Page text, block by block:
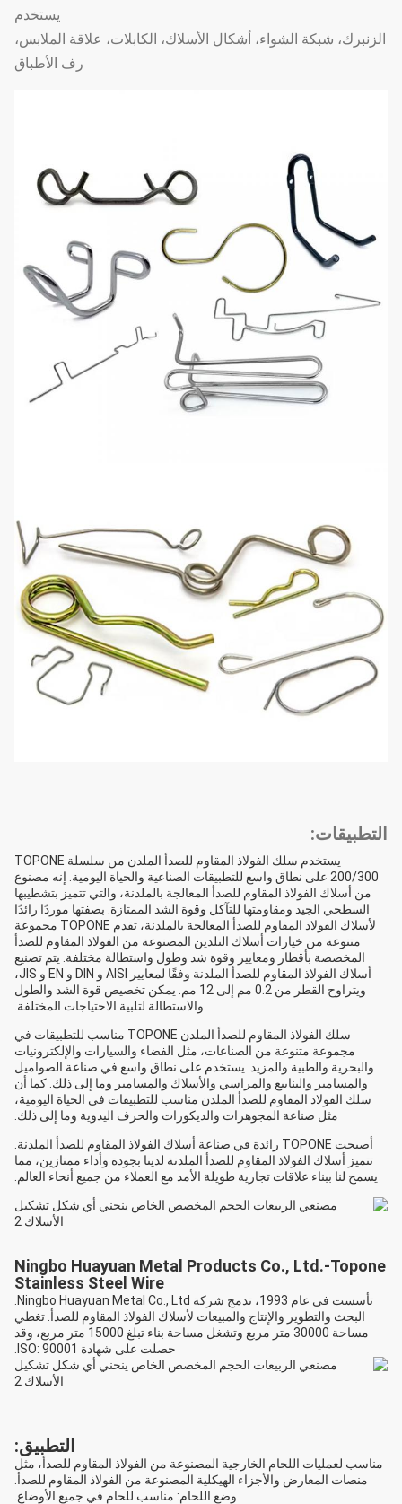
يستخدم
الزنبرك، شبكة الشواء، أشكال الأسلاك، الكابلات، علاقة الملابس،
رف الأطباق
التطبيقات:
يستخدم سلك الفولاذ المقاوم للصدأ الملدن من سلسلة TOPONE
200/300 على نطاق واسع للتطبيقات الصناعية والحياة اليومية. إنه مصنوع
من أسلاك الفولاذ المقاوم للصدأ المعالجة بالملدنة، والتي تتميز بتشطيبها
السطحي الجيد ومقاومتها للتآكل وقوة الشد الممتازة. بصفتها موردًا رائدًا
لأسلاك الفولاذ المقاوم للصدأ المعالجة بالملدنة، تقدم TOPONE مجموعة
متنوعة من خيارات أسلاك التلدين المصنوعة من الفولاذ المقاوم للصدأ
المخصصة بأقطار ومعايير وقوة شد وطول واستطالة مختلفة. يتم تصنيع
أسلاك الفولاذ المقاوم للصدأ الملدنة وفقًا لمعايير AISI و DIN و EN و JIS،
ويتراوح القطر من 0.2 مم إلى 12 مم. يمكن تخصيص قوة الشد والطول
والاستطالة لتلبية الاحتياجات المختلفة.
سلك الفولاذ المقاوم للصدأ الملدن TOPONE مناسب للتطبيقات في
مجموعة متنوعة من الصناعات، مثل الفضاء والسيارات والإلكترونيات
والبحرية والطبية والمزيد. يستخدم على نطاق واسع في صناعة الصواميل
والمسامير والينابيع والمراسي والأسلاك والمسامير وما إلى ذلك. كما أن
سلك الفولاذ المقاوم للصدأ الملدن مناسب للتطبيقات في الحياة اليومية،
مثل صناعة المجوهرات والديكورات والحرف اليدوية وما إلى ذلك.
أصبحت TOPONE رائدة في صناعة أسلاك الفولاذ المقاوم للصدأ الملدنة.
تتميز أسلاك الفولاذ المقاوم للصدأ الملدنة لدينا بجودة وأداء ممتازين، مما
يسمح لنا ببناء علاقات تجارية طويلة الأمد مع العملاء من جميع أنحاء العالم.
Ningbo Huayuan Metal Products Co., Ltd.-Topone
Stainless Steel Wire
البحث والتطوير والإنتاج والمبيعات لأسلاك الفولاذ المقاوم للصدأ. تغطي
مساحة 30000 متر مربع وتشغل مساحة بناء تبلغ 15000 متر مربع، وقد
حصلت على شهادة ISO: 90001.
التطبيق:
مناسب لعمليات اللحام الخارجية المصنوعة من الفولاذ المقاوم للصدأ، مثل
منصات المعارض والأجزاء الهيكلية المصنوعة من الفولاذ المقاوم للصدأ.
وضع اللحام: مناسب للحام في جميع الأوضاع.